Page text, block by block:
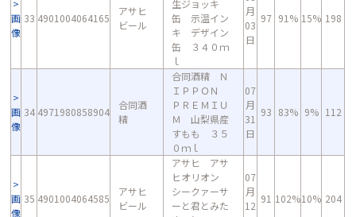
画
像
33 4901004064165
アサヒ
ビール
生ジョッキ
缶 示温イン
キ デザイン
缶 ３４０ｍ
ｌ
月
03
日
97 91% 15% 198
画
像
34 4971980858904
合同酒
精
合同酒精 Ｎ
ＩＰＰＯＮ
ＰＲＥＭＩＵ
Ｍ 山梨県産
すもも ３５
０ｍｌ
07
月
31
日
93 83% 9% 112
画
像
35 4901004064585
アサヒ
ビール
アサヒ アサ
ヒオリオン
シークァーサ
ーと君とみた
07
月
12
91 102%10% 204